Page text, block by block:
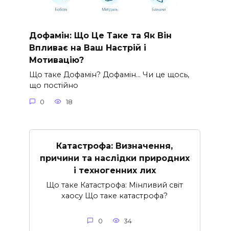
Дофамін: Що Це Таке та Як Він
Впливає на Ваш Настрій і
Мотивацію?
Що таке Дофамін? Дофамін… Чи це щось,
що постійно
0 18
Катастрофа: Визначення,
причини та наслідки природних
і техногенних лих
Що таке Катастрофа: Мінливий світ
хаосу Що таке катастрофа?
0 34